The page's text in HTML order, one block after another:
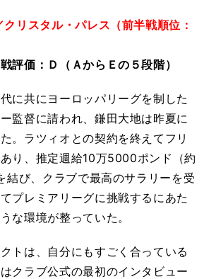
リスタル・パレス（前半戦順位：
評価：Ｄ（ＡからＥの５段階）
に共にヨーロッパリーグを制した
監督に請われ、鎌田大地は昨夏に
。ラツィオとの契約を終えてフリ
り、推定週給10万5000ポンド（約
び、クラブで最高のサラリーを受
プレミアリーグに挑戦するにあた
な環境が整っていた。
トは、自分にもすごく合っている
クラブ公式の最初のインタビュー